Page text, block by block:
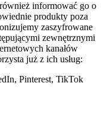
informować go o
produkty poza
zaszyfrowane
zewnętrznymi
kanałów
już z ich usług:
Pinterest, TikTok